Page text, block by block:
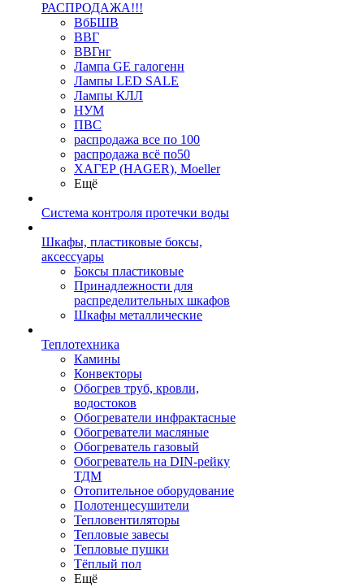
РАСПРОДАЖА!!!
ВбБШВ
ВВГ
ВВГнг
Лампа GE галогенн
Лампы LED SALE
Лампы КЛЛ
НУМ
ПВС
распродажа все по 100
распродажа всё по50
ХАГЕР (HAGER), Moeller
Ещё
Система контроля протечки воды
Шкафы, пластиковые боксы,
аксессуары
Боксы пластиковые
Принадлежности для
распределительных шкафов
Шкафы металлические
Теплотехника
Камины
Конвекторы
Обогрев труб, кровли,
водостоков
Обогреватели инфрактасные
Обогреватели масляные
Обогреватель газовый
Обогреватель на DIN-рейку
ТДМ
Отопительное оборудование
Полотенцесушители
Тепловентиляторы
Тепловые завесы
Тепловые пушки
Тёплый пол
Ещё